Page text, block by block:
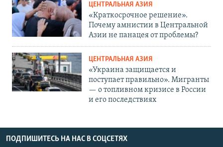
ЦЕНТРАЛЬНАЯ АЗИЯ
«Краткосрочное решение».
Почему амнистии в Центральной
Азии не панацея от проблемы?
ЦЕНТРАЛЬНАЯ АЗИЯ
«Украина защищается и
поступает правильно». Мигранты
— о топливном кризисе в России
и его последствиях
ПОДПИШИТЕСЬ НА НАС В СОЦСЕТЯХ